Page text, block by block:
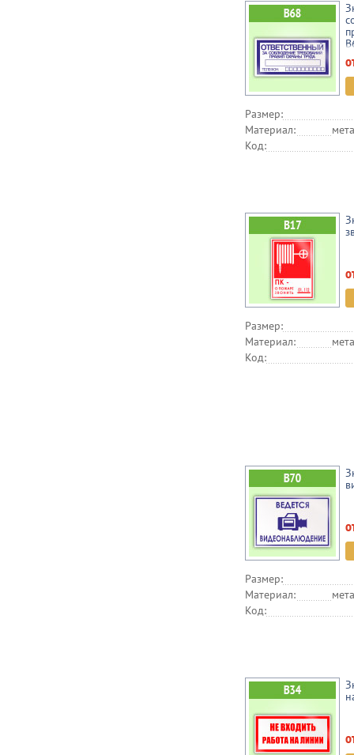
Размер:
Материал:
Код:
Размер:
Материал:
Код:
Размер:
Материал:
Код: